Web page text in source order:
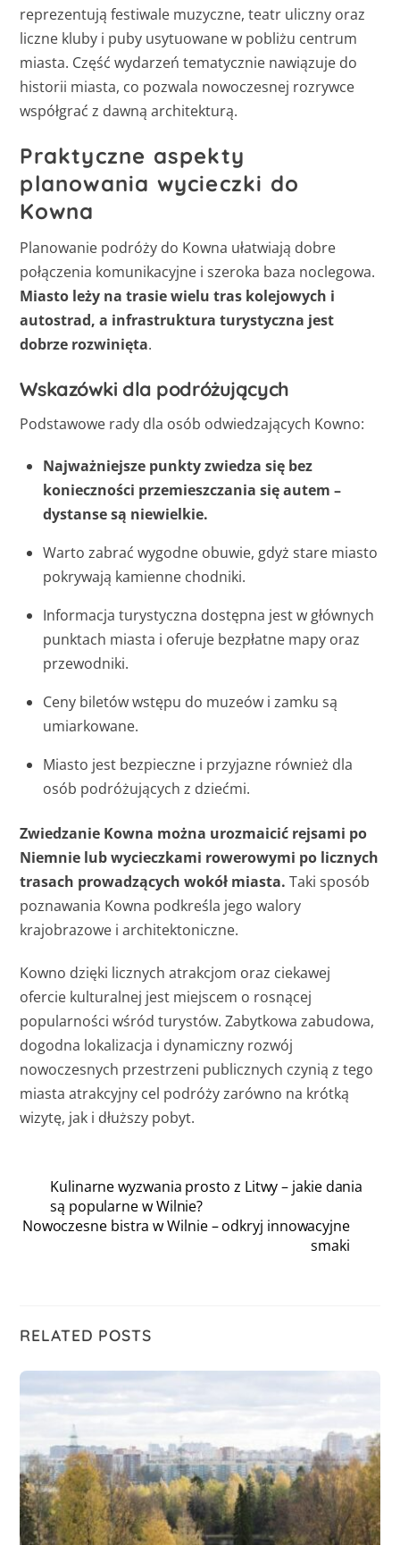
reprezentują festiwale muzyczne, teatr uliczny oraz
liczne kluby i puby usytuowane w pobliżu centrum
miasta. Część wydarzeń tematycznie nawiązuje do
historii miasta, co pozwala nowoczesnej rozrywce
współgrać z dawną architekturą.
Praktyczne aspekty
planowania wycieczki do
Kowna
Planowanie podróży do Kowna ułatwiają dobre
połączenia komunikacyjne i szeroka baza noclegowa.
Miasto leży na trasie wielu tras kolejowych i
autostrad, a infrastruktura turystyczna jest
dobrze rozwinięta.
Wskazówki dla podróżujących
Podstawowe rady dla osób odwiedzających Kowno:
Najważniejsze punkty zwiedza się bez
konieczności przemieszczania się autem –
dystanse są niewielkie.
Warto zabrać wygodne obuwie, gdyż stare miasto
pokrywają kamienne chodniki.
Informacja turystyczna dostępna jest w głównych
punktach miasta i oferuje bezpłatne mapy oraz
przewodniki.
Ceny biletów wstępu do muzeów i zamku są
umiarkowane.
Miasto jest bezpieczne i przyjazne również dla
osób podróżujących z dziećmi.
Zwiedzanie Kowna można urozmaicić rejsami po
Niemnie lub wycieczkami rowerowymi po licznych
trasach prowadzących wokół miasta. Taki sposób
poznawania Kowna podkreśla jego walory
krajobrazowe i architektoniczne.
Kowno dzięki licznych atrakcjom oraz ciekawej
ofercie kulturalnej jest miejscem o rosnącej
popularności wśród turystów. Zabytkowa zabudowa,
dogodna lokalizacja i dynamiczny rozwój
nowoczesnych przestrzeni publicznych czynią z tego
miasta atrakcyjny cel podróży zarówno na krótką
wizytę, jak i dłuższy pobyt.
Kulinarne wyzwania prosto z Litwy – jakie dania
są popularne w Wilnie?
Nowoczesne bistra w Wilnie – odkryj innowacyjne
smaki
RELATED POSTS